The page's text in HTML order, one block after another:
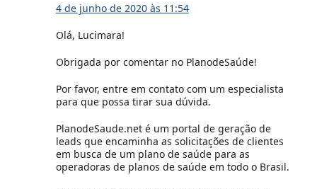
4 de junho de 2020 às 11:54
Olá, Lucimara!
Obrigada por comentar no PlanodeSaúde!
Por favor, entre em contato com um especialista
para que possa tirar sua dúvida.
PlanodeSaude.net é um portal de geração de
leads que encaminha as solicitações de clientes
em busca de um plano de saúde para as
operadoras de planos de saúde em todo o Brasil.